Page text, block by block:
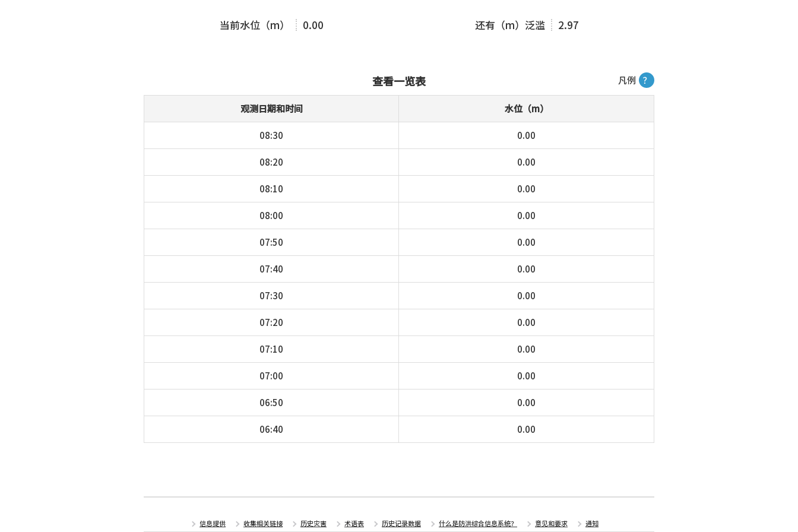
当前水位（m） 0.00 还有（m）泛滥 2.97
凡例 ？
查看一览表
观测日期和时间 水位（m）
08:30 0.00
08:20 0.00
08:10 0.00
08:00 0.00
07:50 0.00
07:40 0.00
07:30 0.00
07:20 0.00
07:10 0.00
07:00 0.00
06:50 0.00
06:40 0.00
信息提供 收集相关链接 历史灾害 术语表 历史记录数据 什么是防洪综合信息系统？ 意见和要求 通知